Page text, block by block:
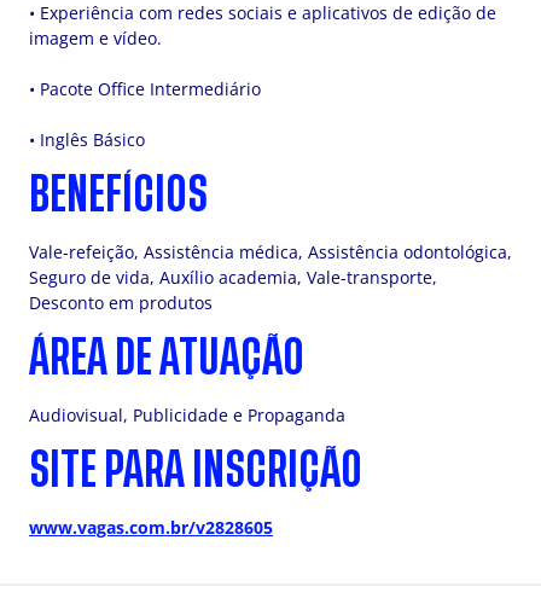
• Experiência com redes sociais e aplicativos de edição de
imagem e vídeo.
• Pacote Office Intermediário
• Inglês Básico
BENEFÍCIOS
Vale-refeição, Assistência médica, Assistência odontológica,
Seguro de vida, Auxílio academia, Vale-transporte,
Desconto em produtos
ÁREA DE ATUAÇÃO
Audiovisual, Publicidade e Propaganda
SITE PARA INSCRIÇÃO
www.vagas.com.br/v2828605